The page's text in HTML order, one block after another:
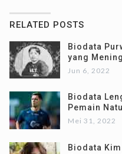
RELATED POSTS
Biodata
yang
Jun 6, 2022
Biodata
Pemain
Mei 31, 2022
Biodata